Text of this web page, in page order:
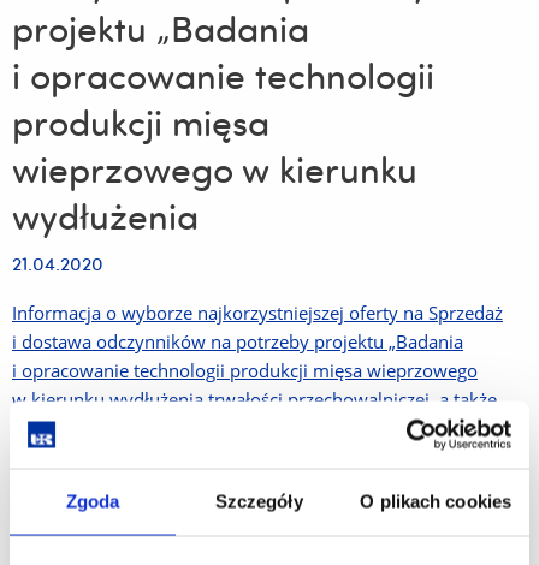
Zgoda Szczegóły O plikach cookies
projektu „Badania
i opracowanie technologii
produkcji mięsa
wieprzowego w kierunku
wydłużenia
21.04.2020
Informacja o wyborze najkorzystniejszej oferty na Sprzedaż
i dostawa odczynników na potrzeby projektu „Badania
i opracowanie technologii produkcji mięsa wieprzowego
w kierunku wydłużenia trwałości przechowalniczej, a także
zachowania właściwości odżywczych, prozdrowotnych oraz
przetwórczo – użytkowych tego surowca i jego produktów”